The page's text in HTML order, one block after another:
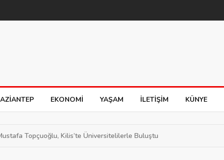
EKONOMI YAŞAM İLETIŞIM KÜNYE
Topçuoğlu, Kilis’te Üniversitelilerle Buluştu